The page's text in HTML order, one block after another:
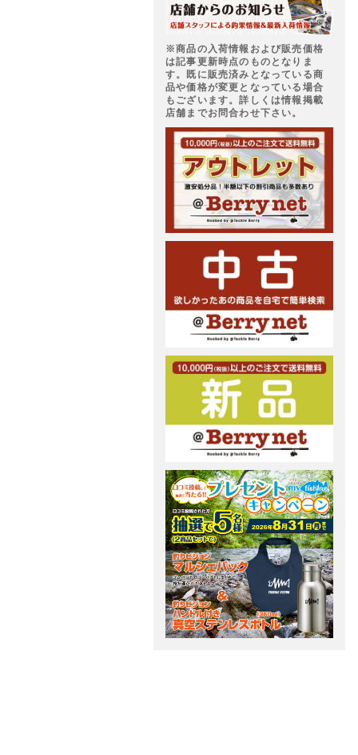
※商品の入荷情報および販売価格
は記事更新時点のものとなりま
す。既に販売済みとなっている商
品や価格が変更となっている場合
もございます。詳しくは情報掲載
店舗までお問合わせ下さい。